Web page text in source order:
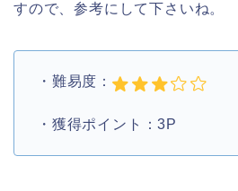
すので、参考にして下さいね。
・難易度：
・獲得ポイント：3P